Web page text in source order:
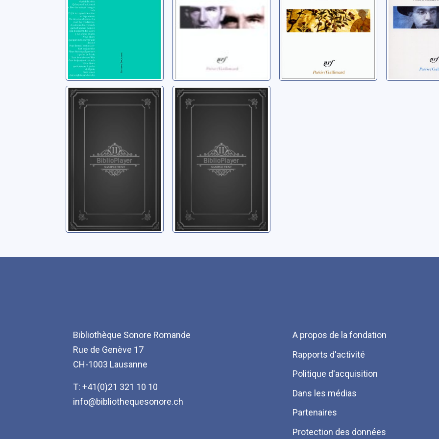
d'Alvaro
Campos
Falaise tombée
en digue
La parole désir et
le silence
Curtet, Jean-Samuel
Bibliothèque Sonore Romande
Rue de Genève 17
CH-1003 Lausanne
T: +41(0)21 321 10 10
info@bibliothequesonore.ch
Menu
Pied
de
page
A propos de la fondation
Rapports d'activité
Politique d'acquisition
Dans les médias
Partenaires
Protection des données